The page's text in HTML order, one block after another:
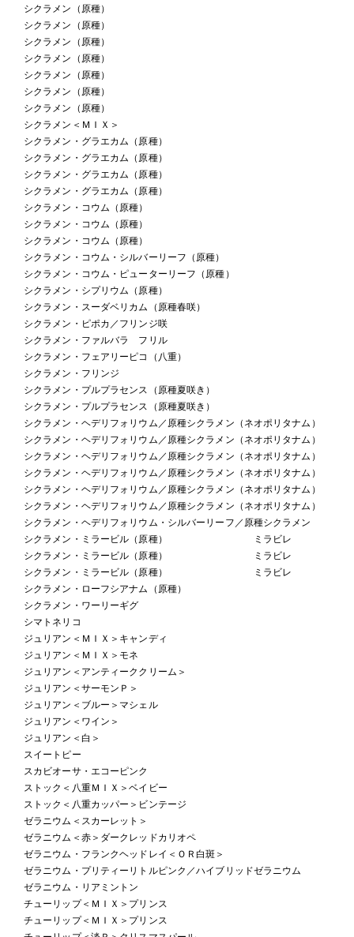
シクラメン（原種）
シクラメン（原種）
シクラメン（原種）
シクラメン（原種）
シクラメン（原種）
シクラメン（原種）
シクラメン（原種）
シクラメン＜ＭＩＸ＞
シクラメン・グラエカム（原種）
シクラメン・グラエカム（原種）
シクラメン・グラエカム（原種）
シクラメン・グラエカム（原種）
シクラメン・コウム（原種）
シクラメン・コウム（原種）
シクラメン・コウム（原種）
シクラメン・コウム・シルバーリーフ（原種）
シクラメン・コウム・ピューターリーフ（原種）
シクラメン・シプリウム（原種）
シクラメン・スーダベリカム（原種春咲）
シクラメン・ピポカ／フリンジ咲
シクラメン・ファルバラ フリル
シクラメン・フェアリーピコ（八重）
シクラメン・フリンジ
シクラメン・プルプラセンス（原種夏咲き）
シクラメン・プルプラセンス（原種夏咲き）
シクラメン・ヘデリフォリウム／原種シクラメン（ネオポリタナム）
シクラメン・ヘデリフォリウム／原種シクラメン（ネオポリタナム）
シクラメン・ヘデリフォリウム／原種シクラメン（ネオポリタナム）
シクラメン・ヘデリフォリウム／原種シクラメン（ネオポリタナム）
シクラメン・ヘデリフォリウム／原種シクラメン（ネオポリタナム）
シクラメン・ヘデリフォリウム／原種シクラメン（ネオポリタナム）
シクラメン・ヘデリフォリウム・シルバーリーフ／原種シクラメン
シクラメン・ミラービル（原種） ミラビレ
シクラメン・ミラービル（原種） ミラビレ
シクラメン・ミラービル（原種） ミラビレ
シクラメン・ローフシアナム（原種）
シクラメン・ワーリーギグ
シマトネリコ
ジュリアン＜ＭＩＸ＞キャンディ
ジュリアン＜ＭＩＸ＞モネ
ジュリアン＜アンティーククリーム＞
ジュリアン＜サーモンＰ＞
ジュリアン＜ブルー＞マシェル
ジュリアン＜ワイン＞
ジュリアン＜白＞
スイートピー
スカビオーサ・エコーピンク
ストック＜八重ＭＩＸ＞ベイビー
ストック＜八重カッパー＞ビンテージ
ゼラニウム＜スカーレット＞
ゼラニウム＜赤＞ダークレッドカリオペ
ゼラニウム・フランクヘッドレイ＜ＯＲ白斑＞
ゼラニウム・プリティーリトルピンク／ハイブリッドゼラニウム
ゼラニウム・リアミントン
チューリップ＜ＭＩＸ＞プリンス
チューリップ＜ＭＩＸ＞プリンス